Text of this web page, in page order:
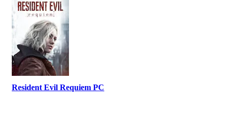
Resident Evil Requiem PC